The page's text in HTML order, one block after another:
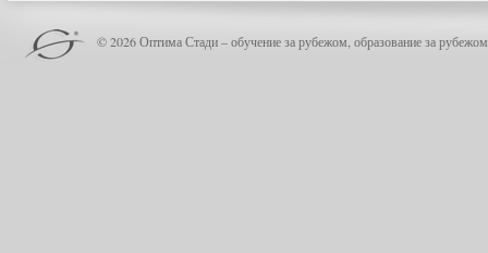
© 2026 Оптима Стади – обучение за рубежом, образование за